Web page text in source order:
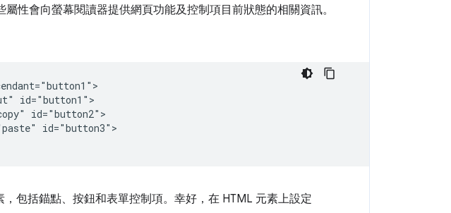
屬性會向螢幕閱讀器提供網頁功能及控制項目前狀態的相關資訊。
id="button1">
id="button2">
id="button3">
包括錨點、按鈕和表單控制項。幸好，在 HTML 元素上設定